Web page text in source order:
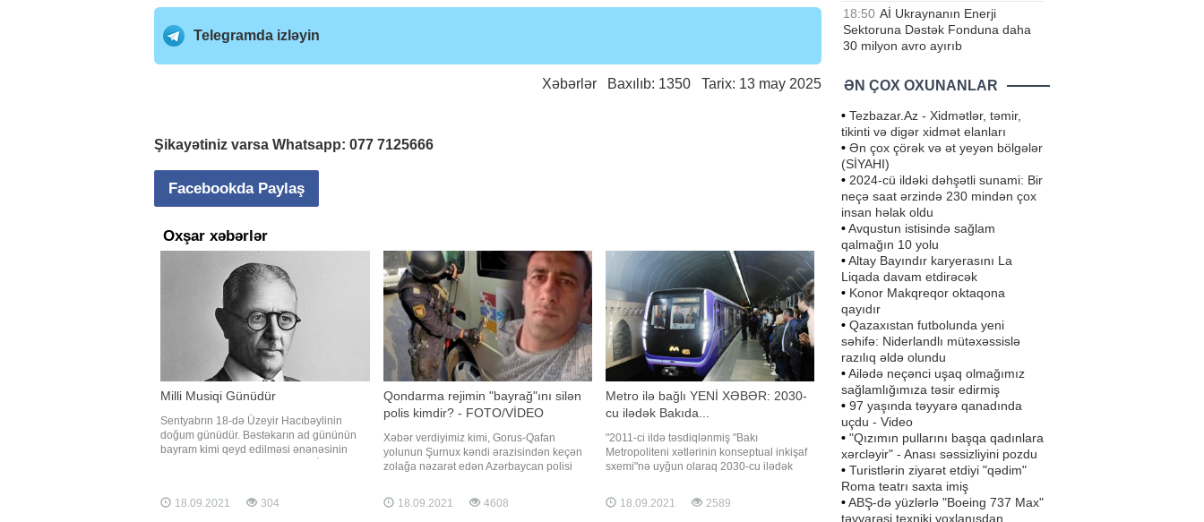
Telegramda izləyin
Xəbərlər Baxılıb: 1350 Tarix: 13 may 2025
Şikayətiniz varsa Whatsapp: 077 7125666
Facebookda Paylaş
Oxşar xəbərlər
Milli Musiqi Günüdür
Sentyabrın 18-də Üzeyir Hacıbəylinin
doğum günüdür. Bəstəkarın ad gününün
bayram kimi qeyd edilməsi ənənəsinin
bu günü qeyd edərmiş. 1995-ci ildə isə
18.09.2021 304
Qondarma rejimin "bayrağ"ını silən
polis kimdir? - FOTO/VİDEO
Xəbər verdiyimiz kimi, Gorus-Qafan
yolunun Şurnux kəndi ərazisindən keçən
zolağa nəzarət edən Azərbaycan polisi
üzərindəki qondarma "respublika"nın
qondarma "bayrağı"nı elə yerindəcə süngü
18.09.2021 4608
Metro ilə bağlı YENİ XƏBƏR: 2030-
cu ilədək Bakıda...
"2011-ci ildə təsdiqlənmiş "Bakı
Metropoliteni xətlərinin konseptual inkişaf
sxemi"nə uyğun olaraq 2030-cu ilədək
Hazırda metroda 26 stansiya var. Yəni hələ
51 stansiya da tikilib istifadəyə veriləcək.
18.09.2021 2589
18:50 Aİ Ukraynanın Enerji
Sektoruna Dəstək Fonduna daha
30 milyon avro ayırıb
ƏN ÇOX OXUNANLAR
• Tezbazar.Az - Xidmətlər, təmir,
tikinti və digər xidmət elanları
• Ən çox çörək və ət yeyən bölgələr
(SİYAHI)
• 2024-cü ildəki dəhşətli sunami: Bir
neçə saat ərzində 230 mindən çox
insan həlak oldu
•Avqustun istisində sağlam
qalmağın 10 yolu
•Altay Bayındır karyerasını La
Liqada davam etdirəcək
• Konor Makqreqor oktaqona
qayıdır
• Qazaxıstan futbolunda yeni
səhifə: Niderlandlı mütəxəssislə
razılıq əldə olundu
•Ailədə neçənci uşaq olmağımız
sağlamlığımıza təsir edirmiş
• 97 yaşında təyyarə qanadında
uçdu - Video
• "Qızımın pullarını başqa qadınlara
xərcləyir" - Anası səssizliyini pozdu
• Turistlərin ziyarət etdiyi "qədim"
Roma teatrı saxta imiş
•ABŞ-də yüzlərlə "Boeing 737 Max"
təyyarəsi texniki yoxlanışdan